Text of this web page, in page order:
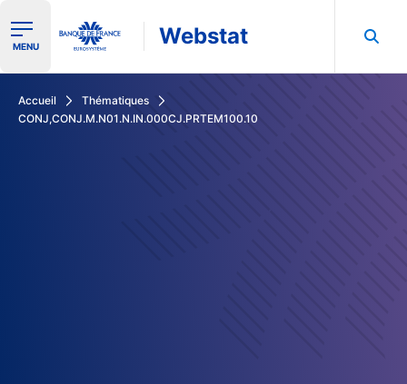
Ouvrir le menu de navigation
MENU Webstat
Accueil
Thématiques
CONJ,CONJ.M.N01.N.IN.000CJ.PRTEM100.10